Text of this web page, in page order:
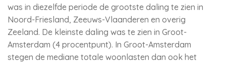
was in diezelfde periode de grootste daling te zien in
Noord-Friesland, Zeeuws-Vlaanderen en overig
Zeeland. De kleinste daling was te zien in Groot-
Amsterdam (4 procentpunt). In Groot-Amsterdam
stegen de mediane totale woonlasten dan ook het